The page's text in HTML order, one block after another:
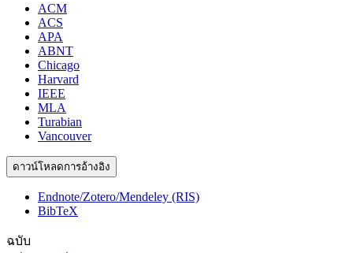
ACM
ACS
APA
ABNT
Chicago
Harvard
IEEE
MLA
Turabian
Vancouver
ดาวน์โหลดการอ้างอิง
Endnote/Zotero/Mendeley (RIS)
BibTeX
ฉบับ